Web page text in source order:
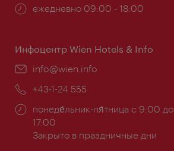
Часы
ежедневно 09:00 - 18:00
Инфоцентр Wien Hotels & Info
Эл.
info@wien.info
Телефон:
+43-1-24 555
Часы
работы:
понеде́льник-пя́тница с 9:00 до
17:00
Закрыто в праздничные дни